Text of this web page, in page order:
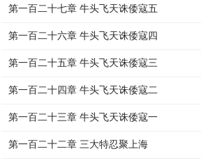
第一百二十七章 牛头飞天诛倭寇五
第一百二十六章 牛头飞天诛倭寇四
第一百二十五章 牛头飞天诛倭寇三
第一百二十四章 牛头飞天诛倭寇二
第一百二十三章 牛头飞天诛倭寇一
第一百二十二章 三大特忍聚上海